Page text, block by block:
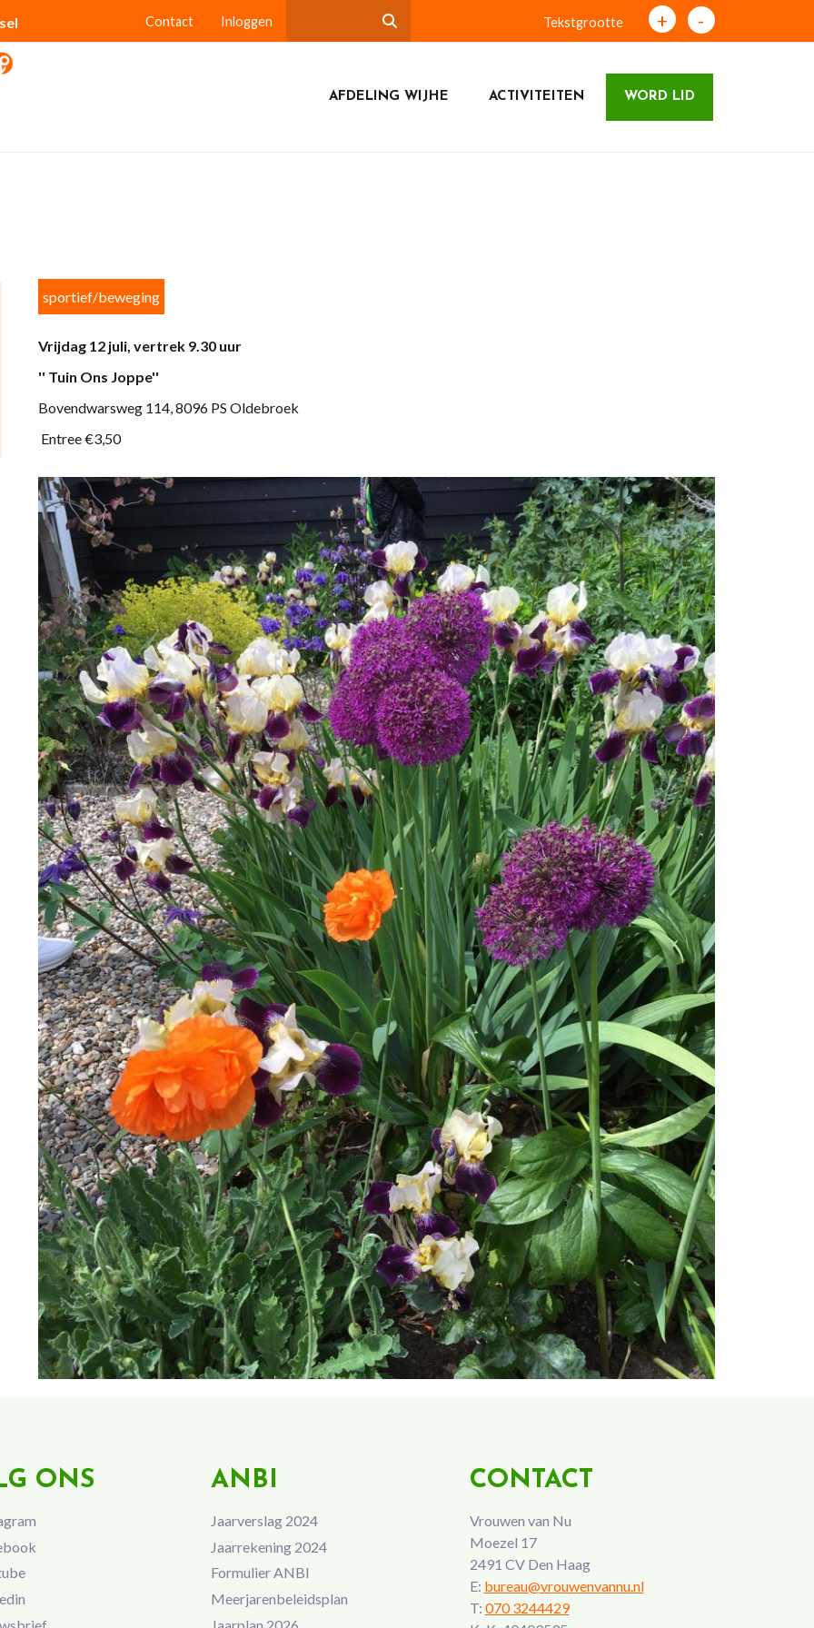
Contact Inloggen Tekstgrootte + -
AFDELING WIJHE ACTIVITEITEN WORD LID
sportief/beweging
Vrijdag 12 juli, vertrek 9.30 uur
'' Tuin Ons Joppe''
Bovendwarsweg 114, 8096 PS Oldebroek
Entree €3,50
ONS ANBI
Jaarverslag 2024
Jaarrekening 2024
Formulier ANBI
Meerjarenbeleidsplan
CONTACT
Vrouwen van Nu
Moezel 17
2491 CV Den Haag
E: bureau@vrouwenvannu.nl
T: 070 3244429